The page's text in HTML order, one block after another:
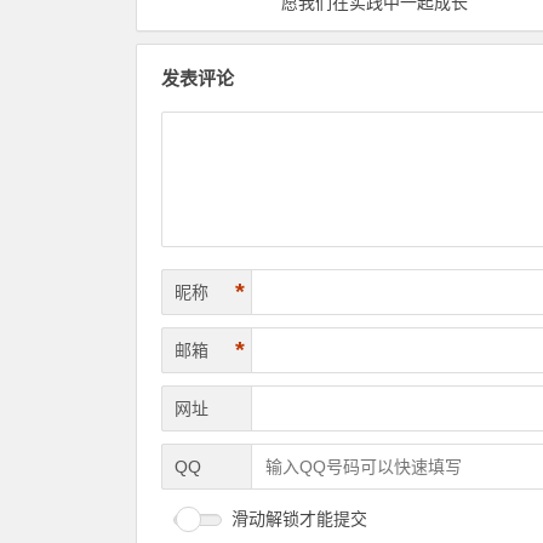
发表评论
昵称 *
邮箱 *
网址
QQ
滑动解锁才能提交